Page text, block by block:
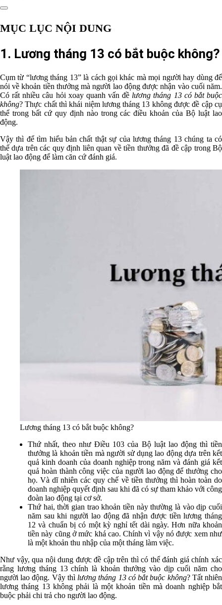
MỤC LỤC NỘI DUNG
1. Lương tháng 13 có bắt buộc không?
Cụm từ “lương tháng 13” là cách gọi khác mà mọi người hay dùng để
nói về khoản tiền thưởng mà người lao động được nhận vào cuối năm.
Có rất nhiều câu hỏi xoay quanh vấn đề lương tháng 13 có bắt buộc
không? Thực chất thì khái niệm lương tháng 13 không được đề cập cụ
thể trong bất cứ quy định nào trong các điều khoản của Bộ luật lao
động.
Vậy thì để tìm hiểu bản chất thật sự của lương tháng 13 chúng ta có
thể dựa trên các quy định liên quan về tiền thưởng đã đề cập trong Bộ
luật lao động để làm căn cứ đánh giá.
Lương tháng 13 có bắt buộc không?
Thứ nhất, theo như Điều 103 của Bộ luật lao động thì tiền
thưởng là khoản tiền mà người sử dụng lao động dựa trên kết
quả kinh doanh của doanh nghiệp trong năm và đánh giá kết
quả hoàn thành công việc của người lao động để thưởng cho
họ. Và dĩ nhiên các quy chế về tiền thưởng thì hoàn toàn do
doanh nghiệp quyết định sau khi đã có sự tham khảo với công
đoàn lao động tại cơ sở.
Thứ hai, thời gian trao khoản tiền này thường là vào dịp cuối
năm sau khi người lao động đã nhận được tiền lương tháng
12 và chuẩn bị có một kỳ nghỉ tết dài ngày. Hơn nữa khoản
tiền này cũng ở mức khá cao. Chính vì vậy nó được xem như
là một khoản thu nhập của một tháng làm việc.
Như vậy, qua nội dung được đề cập trên thì có thể đánh giá chính xác
rằng lương tháng 13 chính là khoản thưởng vào dịp cuối năm cho
người lao động. Vậy thìlương tháng 13 có bắt buộc không? Tất nhiên
lương tháng 13 không phải là một khoản tiền mà doanh nghiệp bắt
buộc phải chi trả cho người lao động.